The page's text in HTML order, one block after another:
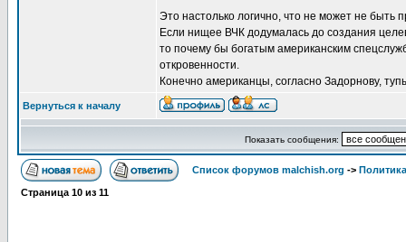
Это настолько логично, что не может не быть
Если нищее ВЧК додумалась до создания
то почему бы богатым американским
откровенности.
Конечно американцы, согласно Задорнову,
Вернуться к началу
Показать сообщения:
Список форумов malchish.org ->
Страница 10 из 11